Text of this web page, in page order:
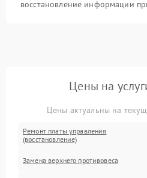
восстановление информации
Цены на
Цены актуальны на
Ремонт платы управления
(восстановление)
Замена верхнего противовеса